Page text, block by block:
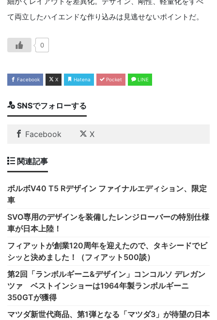
て両立したハイエンドな作り込みは見逃せないポイントだ。
0
Facebook X Hatena Pocket LINE
SNSでフォローする
Facebook X
関連記事
ボルボV40 T5 Rデザイン ファイナルエディション、限定
車
SVO専用のデザインを装備したレンジローバーの特別仕様
車が日本上陸！
フィアットが創業120周年を迎えたので、タキシードでビ
シッと決めました！（フィアット500談）
第2回「ランボルギーニ&デザイン」コンコルソ デレガン
ツァ ベストインショーは1964年製ランボルギーニ
350GTが獲得
マツダ新世代商品、第1弾となる「マツダ3」が待望の日本